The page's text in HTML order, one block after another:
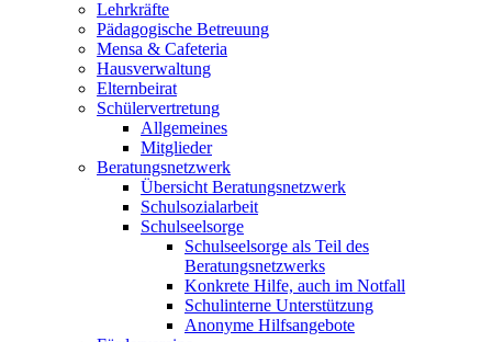
Lehrkräfte
Pädagogische Betreuung
Mensa & Cafeteria
Hausverwaltung
Elternbeirat
Schülervertretung
Allgemeines
Mitglieder
Beratungsnetzwerk
Übersicht Beratungsnetzwerk
Schulsozialarbeit
Schulseelsorge
Schulseelsorge als Teil des
Beratungsnetzwerks
Konkrete Hilfe, auch im Notfall
Schulinterne Unterstützung
Anonyme Hilfsangebote